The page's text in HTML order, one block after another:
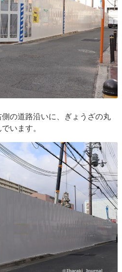
の道路沿いに、ぎょうざの丸
います。